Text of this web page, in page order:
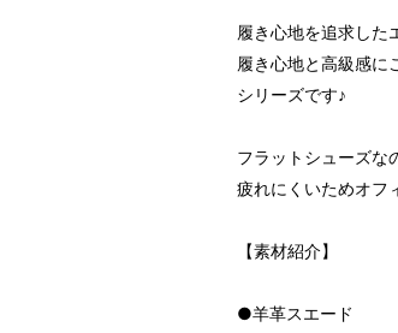
履き心地を追求した
履き心地と高級感に
シリーズです♪
フラットシューズな
疲れにくいためオフ
【素材紹介】
●羊革スエード